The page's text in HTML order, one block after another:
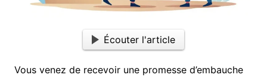
Écouter l'article
Vous venez de recevoir une promesse d’embauche